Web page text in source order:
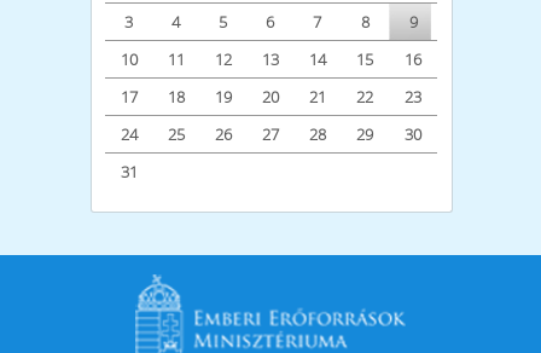
3
4 5 6 7 8
9
10
11 12 13 14 15
16
17
18 19 20 21 22
23
24
25 26 27 28 29
30
31